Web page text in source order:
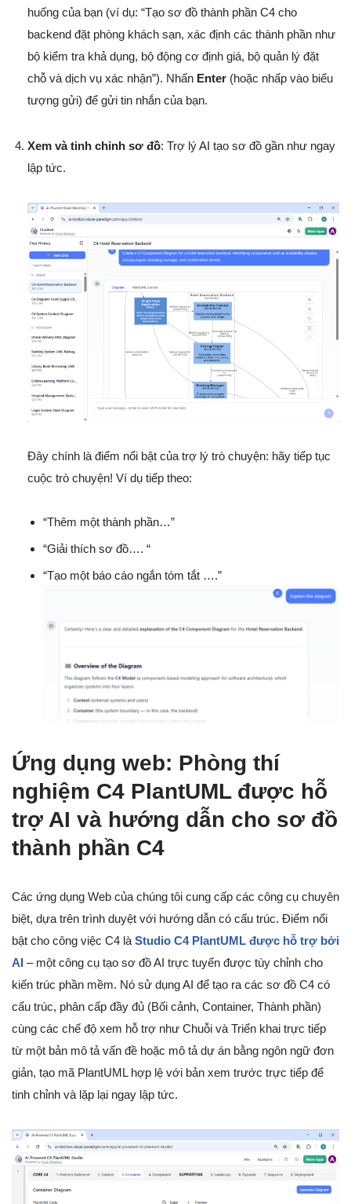
huống của bạn (ví dụ: “Tạo sơ đồ thành phần C4 cho
backend đặt phòng khách sạn, xác định các thành phần như
bộ kiểm tra khả dụng, bộ động cơ định giá, bộ quản lý đặt
chỗ và dịch vụ xác nhận”). Nhấn Enter (hoặc nhấp vào biểu
tượng gửi) để gửi tin nhắn của bạn.
Xem và tinh chỉnh sơ đồ: Trợ lý AI tạo sơ đồ gần như ngay
lập tức.
Đây chính là điểm nổi bật của trợ lý trò chuyện: hãy tiếp tục
cuộc trò chuyện! Ví dụ tiếp theo:
“Thêm một thành phần…”
“Giải thích sơ đồ…. “
“Tạo một báo cáo ngắn tóm tắt ….”
Ứng dụng web: Phòng thí
nghiệm C4 PlantUML được hỗ
trợ AI và hướng dẫn cho sơ đồ
thành phần C4
Các ứng dụng Web của chúng tôi cung cấp các công cụ chuyên
biệt, dựa trên trình duyệt với hướng dẫn có cấu trúc. Điểm nổi
bật cho công việc C4 là Studio C4 PlantUML được hỗ trợ bởi
AI – một công cụ tạo sơ đồ AI trực tuyến được tùy chỉnh cho
kiến trúc phần mềm. Nó sử dụng AI để tạo ra các sơ đồ C4 có
cấu trúc, phân cấp đầy đủ (Bối cảnh, Container, Thành phần)
cùng các chế độ xem hỗ trợ như Chuỗi và Triển khai trực tiếp
từ một bản mô tả vấn đề hoặc mô tả dự án bằng ngôn ngữ đơn
giản, tạo mã PlantUML hợp lệ với bản xem trước trực tiếp để
tinh chỉnh và lặp lại ngay lập tức.